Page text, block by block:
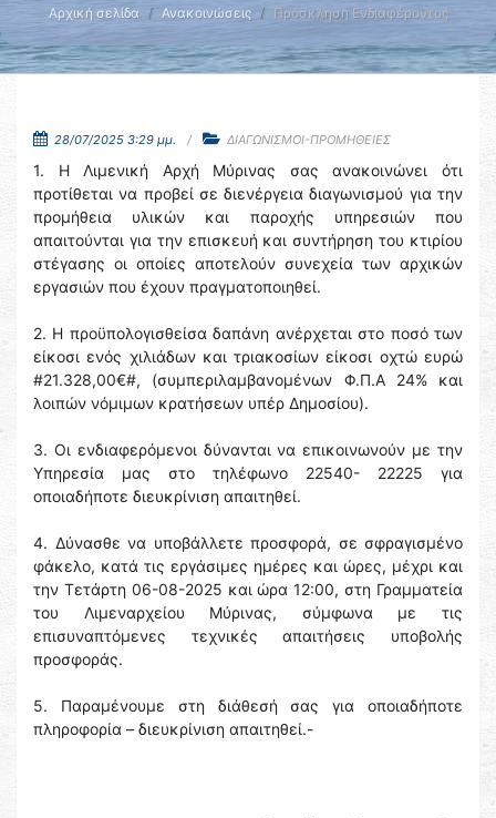
Αρχική σελίδα Ανακοινώσεις Πρόσκληση Ενδιαφέροντος
28/07/2025 3:29 μμ. ΔΙΑΓΩΝΙΣΜΟΙ-ΠΡΟΜΗΘΕΙΕΣ
1. Η Λιμενική Αρχή Μύρινας σας ανακοινώνει ότι
προτίθεται να προβεί σε διενέργεια διαγωνισμού για την
προμήθεια υλικών και παροχής υπηρεσιών που
απαιτούνται για την επισκευή και συντήρηση του κτιρίου
στέγασης οι οποίες αποτελούν συνεχεία των αρχικών
εργασιών που έχουν πραγματοποιηθεί.
2. Η προϋπολογισθείσα δαπάνη ανέρχεται στο ποσό των
είκοσι ενός χιλιάδων και τριακοσίων είκοσι οχτώ ευρώ
#21.328,00€#, (συμπεριλαμβανομένων Φ.Π.Α 24% και
λοιπών νόμιμων κρατήσεων υπέρ Δημοσίου).
3. Οι ενδιαφερόμενοι δύνανται να επικοινωνούν με την
Υπηρεσία μας στο τηλέφωνο 22540- 22225 για
οποιαδήποτε διευκρίνιση απαιτηθεί.
4. Δύνασθε να υποβάλλετε προσφορά, σε σφραγισμένο
φάκελο, κατά τις εργάσιμες ημέρες και ώρες, μέχρι και
την Τετάρτη 06-08-2025 και ώρα 12:00, στη Γραμματεία
του Λιμεναρχείου Μύρινας, σύμφωνα με τις
επισυναπτόμενες τεχνικές απαιτήσεις υποβολής
προσφοράς.
5. Παραμένουμε στη διάθεσή σας για οποιαδήποτε
πληροφορία – διευκρίνιση απαιτηθεί.-